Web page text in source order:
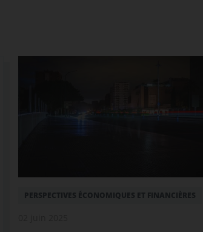
PERSPECTIVES ÉCONOMIQUES ET FINANCIÈRES